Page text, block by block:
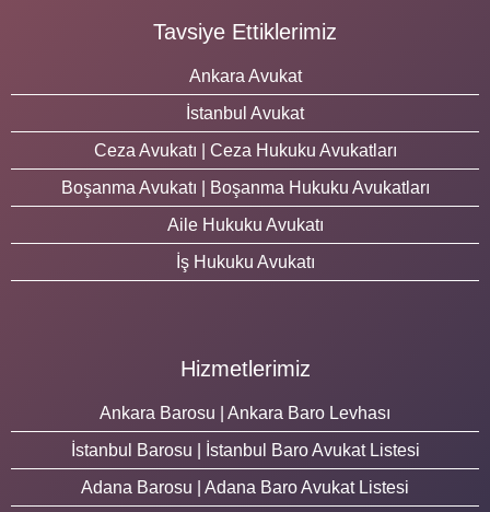
Tavsiye Ettiklerimiz
Ankara Avukat
İstanbul Avukat
Ceza Avukatı | Ceza Hukuku Avukatları
Boşanma Avukatı | Boşanma Hukuku Avukatları
Aile Hukuku Avukatı
İş Hukuku Avukatı
Hizmetlerimiz
Ankara Barosu | Ankara Baro Levhası
İstanbul Barosu | İstanbul Baro Avukat Listesi
Adana Barosu | Adana Baro Avukat Listesi